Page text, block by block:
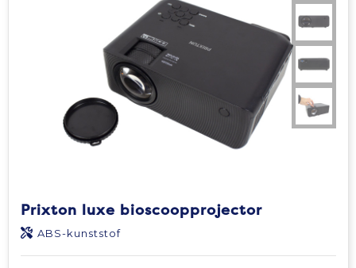
Prixton luxe bioscoopprojector
ABS-kunststof